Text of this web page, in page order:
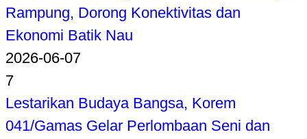
Rampung, Dorong Konektivitas dan
Ekonomi Batik Nau
2026-06-07
7
Lestarikan Budaya Bangsa, Korem
041/Gamas Gelar Perlombaan Seni dan